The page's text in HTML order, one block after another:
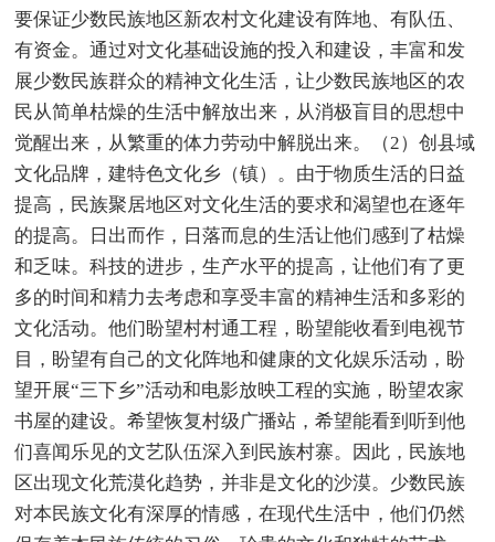
要保证少数民族地区新农村文化建设有阵地、有队伍、
有资金。通过对文化基础设施的投入和建设，丰富和发
展少数民族群众的精神文化生活，让少数民族地区的农
民从简单枯燥的生活中解放出来，从消极盲目的思想中
觉醒出来，从繁重的体力劳动中解脱出来。（2）创县域
文化品牌，建特色文化乡（镇）。由于物质生活的日益
提高，民族聚居地区对文化生活的要求和渴望也在逐年
的提高。日出而作，日落而息的生活让他们感到了枯燥
和乏味。科技的进步，生产水平的提高，让他们有了更
多的时间和精力去考虑和享受丰富的精神生活和多彩的
文化活动。他们盼望村村通工程，盼望能收看到电视节
目，盼望有自己的文化阵地和健康的文化娱乐活动，盼
望开展“三下乡”活动和电影放映工程的实施，盼望农家
书屋的建设。希望恢复村级广播站，希望能看到听到他
们喜闻乐见的文艺队伍深入到民族村寨。因此，民族地
区出现文化荒漠化趋势，并非是文化的沙漠。少数民族
对本民族文化有深厚的情感，在现代生活中，他们仍然